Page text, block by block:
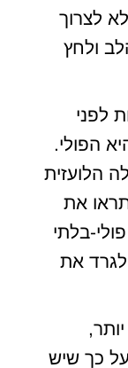
לצרוך
ולחץ
לפני
הפולי.
הלועזית
את
בלתי
לגרד את
על כך שיש